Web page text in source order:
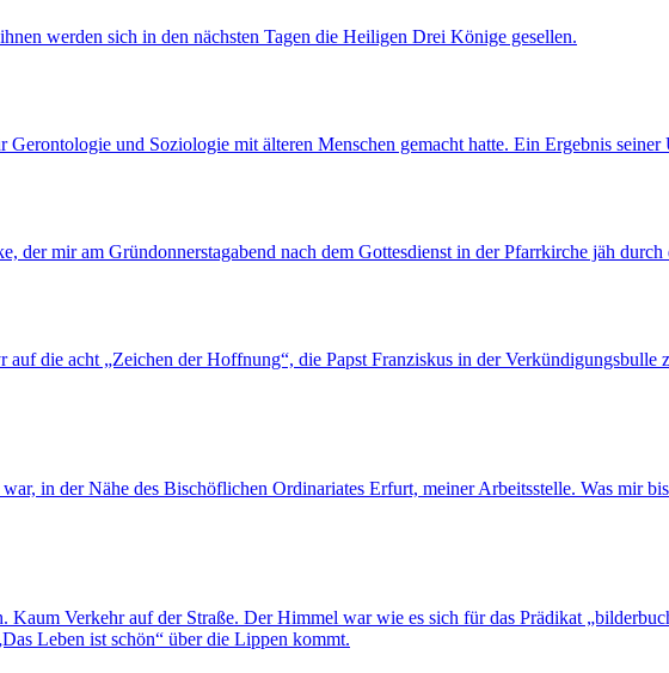
werden sich in den nächsten Tagen die Heiligen Drei Könige gesellen.
und Soziologie mit älteren Menschen gemacht hatte. Ein Ergebnis seiner
mir am Gründonnerstagabend nach dem Gottesdienst in der Pfarrkirche jäh durch
die acht „Zeichen der Hoffnung“, die Papst Franziskus in der Verkündigungsbulle
in der Nähe des Bischöflichen Ordinariates Erfurt, meiner Arbeitsstelle. Was mir
Verkehr auf der Straße. Der Himmel war wie es sich für das Prädikat
Leben ist schön“ über die Lippen kommt.